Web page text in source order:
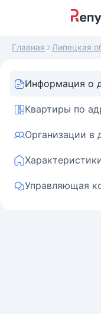
Главная Липецкая
Информация о
Квартиры по
Организации в
Управляющая